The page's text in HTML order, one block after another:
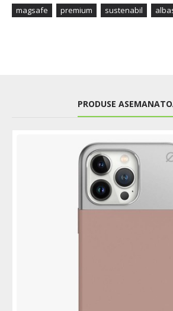
magsafe
premium sustenabil
PRODUSE